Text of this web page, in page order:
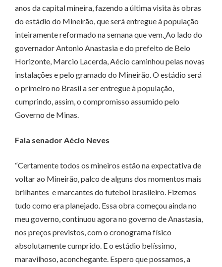
anos da capital mineira, fazendo a última visita às obras
do estádio do Mineirão, que será entregue à população
inteiramente reformado na semana que vem.Ao lado do
governador Antonio Anastasia e do prefeito de Belo
Horizonte, Marcio Lacerda, Aécio caminhou pelas novas
instalações e pelo gramado do Mineirão. O estádio será
o primeiro no Brasil a ser entregue à população,
cumprindo, assim, o compromisso assumido pelo
Governo de Minas.
Fala senador Aécio Neves
“Certamente todos os mineiros estão na expectativa de
voltar ao Mineirão, palco de alguns dos momentos mais
brilhantes e marcantes do futebol brasileiro. Fizemos
tudo como era planejado. Essa obra começou ainda no
meu governo, continuou agora no governo de Anastasia,
nos preços previstos, com o cronograma físico
absolutamente cumprido. E o estádio belíssimo,
maravilhoso, aconchegante. Espero que possamos, a